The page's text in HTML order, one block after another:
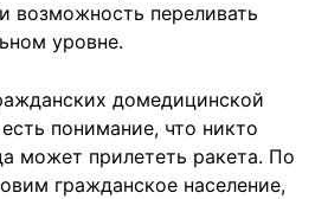
возможность переливать
уровне.
домедицинской
понимание, что никто
может прилететь ракета. По
гражданское население,